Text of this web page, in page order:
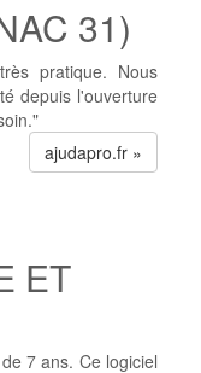
31)
pratique. Nous
depuis l'ouverture
ajudapro.fr »
ET
7 ans. Ce logiciel